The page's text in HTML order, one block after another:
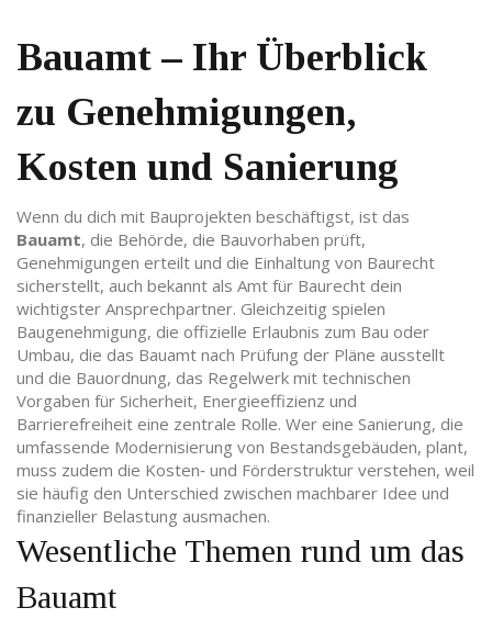
Bauamt – Ihr Überblick
zu Genehmigungen,
Kosten und Sanierung
Wenn du dich mit Bauprojekten beschäftigst, ist das
Bauamt, die Behörde, die Bauvorhaben prüft,
Genehmigungen erteilt und die Einhaltung von Baurecht
sicherstellt, auch bekannt als Amt für Baurecht dein
wichtigster Ansprechpartner. Gleichzeitig spielen
Baugenehmigung, die offizielle Erlaubnis zum Bau oder
Umbau, die das Bauamt nach Prüfung der Pläne ausstellt
und die Bauordnung, das Regelwerk mit technischen
Vorgaben für Sicherheit, Energieeffizienz und
Barrierefreiheit eine zentrale Rolle. Wer eine Sanierung, die
umfassende Modernisierung von Bestandsgebäuden, plant,
muss zudem die Kosten‑ und Förderstruktur verstehen, weil
sie häufig den Unterschied zwischen machbarer Idee und
finanzieller Belastung ausmachen.
Wesentliche Themen rund um das
Bauamt